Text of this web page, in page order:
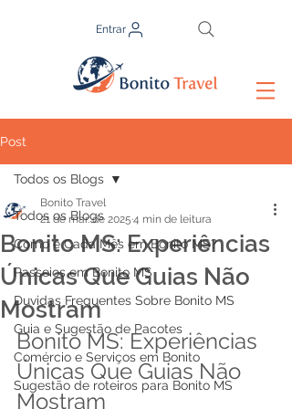
Entrar
Post
Todos os Blogs
Como é Cada Mês em Bonito MS?
Passeios em Bonito MS
Duvidas Frequentes Sobre Bonito MS
Guia e Sugestão de Pacotes
Comércio e Serviços em Bonito
Sugestão de roteiros para Bonito MS
Todos os Blogs
Bonito MS: Experiências
Únicas Que Guias Não
Mostram
Bonito Travel
21 de mar. de 2025 4 min de leitura
Bonito MS: Experiências
Únicas Que Guias Não
Mostram